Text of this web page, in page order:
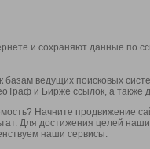
и сохраняют данные по
ведущих поисковых
и Бирже ссылок, а также
Начните продвижение
Для достижения целей
наши сервисы.